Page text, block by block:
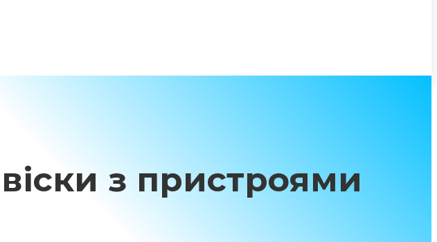
з пристроями